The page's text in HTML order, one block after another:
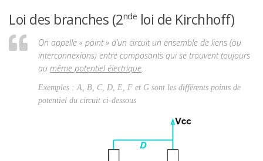
Loi des branches (2nde loi de Kirchhoff)
On appelle « point » d’un circuit un ensemble de liens (ou
interconnexions) entre composants qui se trouvent toujours
au même potentiel électrique
Exemples : A, B, C, D, E, F et G sont les différents points de
potentiel du circuit ci-dessous
Cinématique
Statique
Structures
Schéma cinématique
Systèmes dynamiques
Thermique